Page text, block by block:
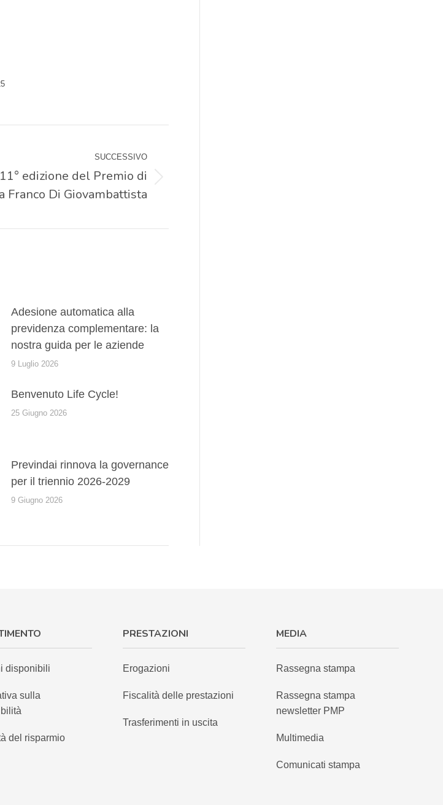
SUCCESSIVO
edizione del Premio di
Franco Di Giovambattista
Adesione automatica alla
previdenza complementare: la
nostra guida per le aziende
9 Luglio 2026
Benvenuto Life Cycle!
25 Giugno 2026
Previndai rinnova la governance
per il triennio 2026-2029
9 Giugno 2026
disponibili
sulla
del risparmio
PRESTAZIONI
Erogazioni
Fiscalità delle prestazioni
Trasferimenti in uscita
MEDIA
Rassegna stampa
Rassegna stampa
newsletter PMP
Multimedia
Comunicati stampa